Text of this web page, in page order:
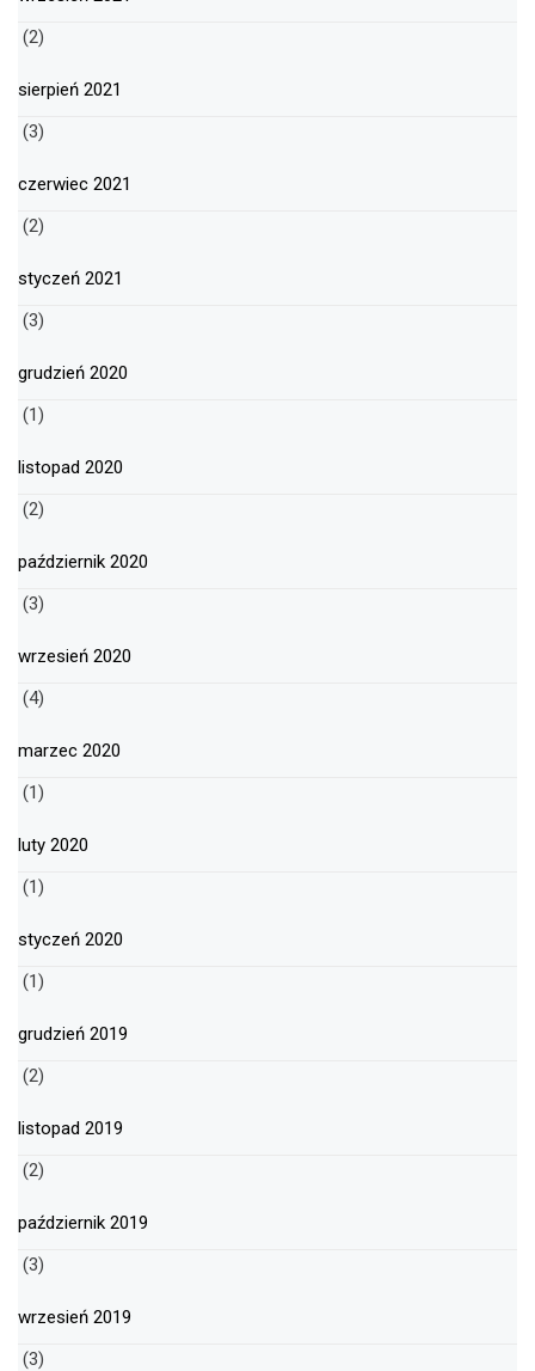
(2)
sierpień 2021
(3)
czerwiec 2021
(2)
styczeń 2021
(3)
grudzień 2020
(1)
listopad 2020
(2)
październik 2020
(3)
wrzesień 2020
(4)
marzec 2020
(1)
luty 2020
(1)
styczeń 2020
(1)
grudzień 2019
(2)
listopad 2019
(2)
październik 2019
(3)
wrzesień 2019
(3)